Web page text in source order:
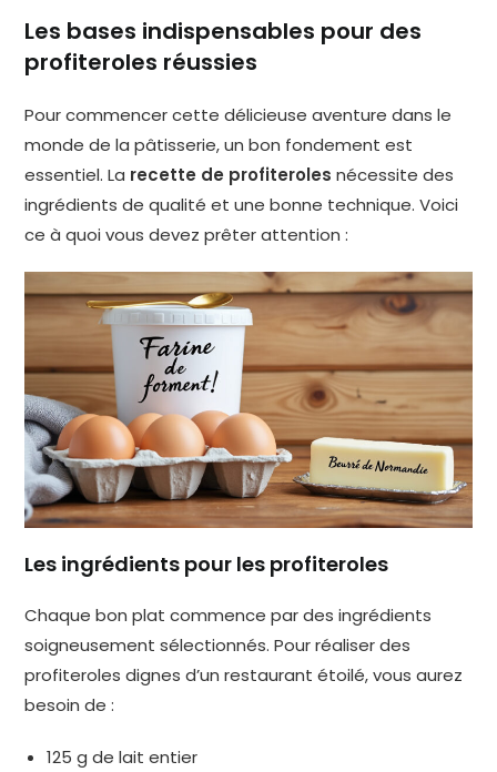
Les bases indispensables pour des
profiteroles réussies
Pour commencer cette délicieuse aventure dans le
monde de la pâtisserie, un bon fondement est
essentiel. La recette de profiteroles nécessite des
ingrédients de qualité et une bonne technique. Voici
ce à quoi vous devez prêter attention :
Les ingrédients pour les profiteroles
Chaque bon plat commence par des ingrédients
soigneusement sélectionnés. Pour réaliser des
profiteroles dignes d’un restaurant étoilé, vous aurez
besoin de :
125 g de lait entier